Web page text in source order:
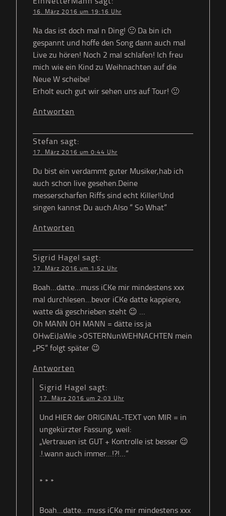
16. März 2016 um 19:16 Uhr
Na das ist doch mal n Ding! 🙂 Da bin ich
gespannt und hoffe den Song dann auch mal
Live zu hören! Noch 2 mal schlafen! Ich freu
mich wie ein Kind zu Weihnachten auf die
Neue W scheibe!
Erholt euch gut wir sehen uns auf Tour! 🙂
Antworten
Stefan sagt:
17. März 2016 um 0:44 Uhr
Du bist ein verdammt guter Musiker,hab ich
auch schon live gesehen.Deine
messerscharfen Riffs sind echt Killer!Und
singen kannst Du auch.Also “ So What“
Antworten
Sigrid Hagel sagt:
17. März 2016 um 1:52 Uhr
Boah…datte…muss iCKe mir mindestens xxx
mal durchlesen…bevor iCKe datte kappiere,
watte dä geschrieben steht 😉 …
Oh MANN OH MANN = dätte iss ja
OHwEiJaWie >OSTERNunWEHNACHTEN mein
„PS“ folgt später 😉
Antworten
Sigrid Hagel sagt:
17. März 2016 um 2:03 Uhr
Und HIER der ORIGINAL-TEXT von MIR = in
ungekürzter Fassung, weil:
„Vertrauen ist GUT + Kontrolle ist besser 😉
.!.wann auch immer…!?!…“
* * *
Boah…datte…muss iCKe mir mindestens xxx